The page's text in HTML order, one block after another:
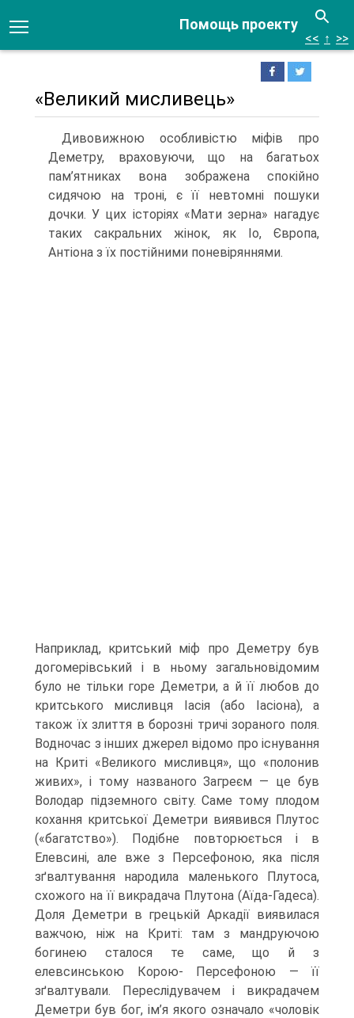
Помощь проекту
<< ↑ >>
«Великий мисливець»
Дивовижною особливістю міфів про
Деметру, враховуючи, що на багатьох
пам’ятниках вона зображена спокійно
сидячою на троні, є її невтомні пошуки
дочки. У цих історіях «Мати зерна» нагадує
таких сакральних жінок, як Іо, Європа,
Антіона з їх постійними поневіряннями.
Наприклад, критський міф про Деметру був
догомерівський і в ньому загальновідомим
було не тільки горе Деметри, а й її любов до
критського мисливця Іасія (або Іасіона), а
також їх злиття в борозні три­чі зораного поля.
Водночас з інших джерел відомо про існування
на Криті «Вели­кого мисливця», що «полонив
живих», і тому названого Загреєм — це був
Володар підземного світу. Саме тому плодом
кохання критської Деметри виявився Плутос
(«багатство»). Подібне повторюється і в
Елевсині, але вже з Персефоною, яка після
зґвалтування народила маленького Плутоса,
схожого на її викрадача Плу­тона (Аїда-Гадеса).
Доля Деметри в грецькій Аркадії виявилася
важчою, ніж на Криті: там з мандруючою
богинею сталося те саме, що й з
елевсинською Корою- Персефоною — її
зґвалтували. Переслідувачем і викрадачем
Деметри був бог, ім’я якого означало «чоловік